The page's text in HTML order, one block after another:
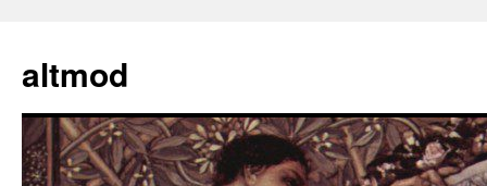
springen
altmod